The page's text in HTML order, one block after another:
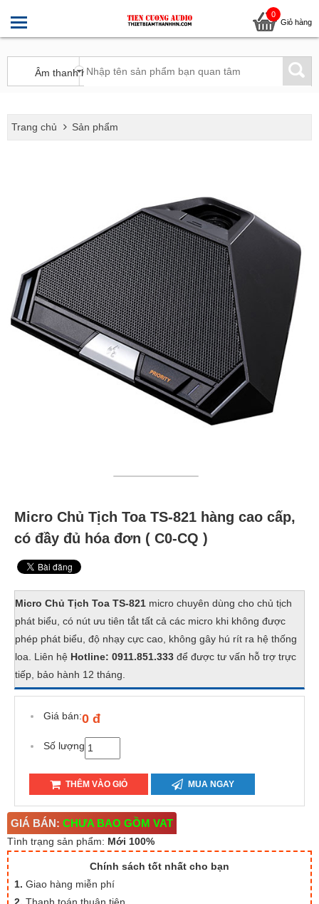
0
Giỏ hàng
Trang chủ Sản phẩm
Micro Chủ Tịch Toa TS-821 hàng cao cấp,
có đầy đủ hóa đơn ( C0-CQ )
Micro Chủ Tịch Toa TS-821 micro chuyên dùng cho chủ tịch
phát biểu, có nút ưu tiên tắt tất cả các micro khi không được
phép phát biểu, độ nhạy cực cao, không gây hú rít ra hệ thống
loa. Liên hệ Hotline: 0911.851.333 để được tư vấn hỗ trợ trực
tiếp, bảo hành 12 tháng.
Giá bán:0 đ
Số lượng
THÊM VÀO GIỎ MUA NGAY
GIÁ BÁN: CHƯA BAO GỒM VAT
Tình trạng sản phẩm: Mới 100%
Chính sách tốt nhất cho bạn
1. Giao hàng miễn phí